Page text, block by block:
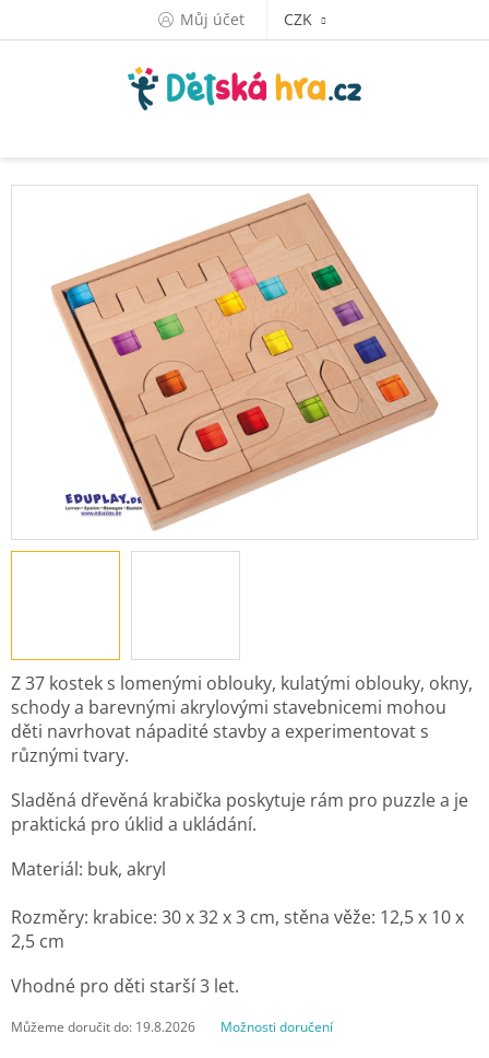
Můj účet CZK
Můžeme doručit do: 19.8.2026 Možnosti doručení
Z 37 kostek s lomenými oblouky, kulatými oblouky, okny,
schody a barevnými akrylovými stavebnicemi mohou
děti navrhovat nápadité stavby a experimentovat s
různými tvary.
Sladěná dřevěná krabička poskytuje rám pro puzzle a je
praktická pro úklid a ukládání.
Materiál: buk, akryl
Rozměry: krabice: 30 x 32 x 3 cm, stěna věže: 12,5 x 10 x
2,5 cm
Vhodné pro děti starší 3 let.